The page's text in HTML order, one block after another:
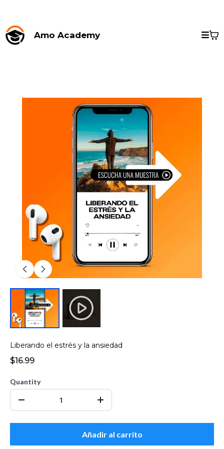
Amo Academy
Liberando el estrés y la ansiedad
$16.99
Quantity
Añadir al carrito